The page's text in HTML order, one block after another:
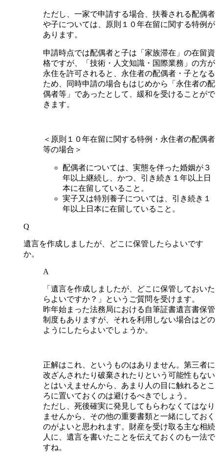
ただし、一家で申請する場合、扶養される配偶者
や子については、原則１０年在留に関する特例が
あります。
申請時点では配偶者と子は「家族滞在」の在留資
格ですが、「技術・人文知識・国際業務」の方が
永住を許可されると、永住者の配偶者・子となる
ため、同時申請の場合もはじめから「永住者の配
偶者等」であったとして、緩和を受けることがで
きます。
＜原則１０年在留に関する特例・永住者の配偶者
等の場合＞
配偶者については、実態を伴った婚姻が３
年以上継続し、かつ、引き続き１年以上日
本に在留していること。
実子又は特別養子については、引き続き１
年以上日本に在留していること。
Q
遺言を作成しましたが、どこに保管したらよいです
か。
A
「遺言を作成しましたが、どこに保管しておいた
らよいですか？」というご質問を受けます。
昨年始まった法務局における自筆証書遺言書保管
制度もありますが、それを利用しない場合はどの
ようにしたらよいでしょうか。
正解はこれ、というものはありません。第三者に
改ざんされたり破棄されたりという可能性もない
とはいえませんから、あまり人の目に触れるとこ
ろに置いておくのは避けるべきでしょう。
ただし、死後確実に発見してもらわなくてはなり
ませんから、その他の重要書類と一緒にしておく
のがよいと思われます。財産を受け取る主な相続
人に、遺言を書いたことを伝えておくのも一法で
すね。